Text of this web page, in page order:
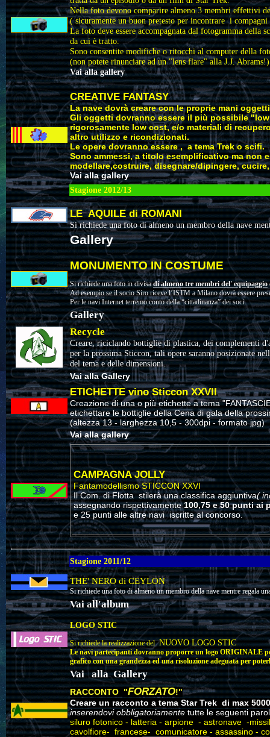
Nella foto devono comparire almeno 3 membri effettivi
( sicuramente un buon pretesto per incontrare i
La foto deve essere accompagnata dal fotogramma
da cui è tratto.
Sono consentite modifiche o ritocchi al computer della
(non potete rinunciare ad un "lens flare" alla J.J. Abrams!)
Vai alla gallery
CREATIVE FANTASY
La nave dovrà creare con le proprie mani
Gli oggetti dovranno essere il più possibile
rigorosamente low cost, e/o materiali di
altro utilizzo e ricondizionati.
Le opere dovranno essere , a tema Trek o scifi.
Sono ammessi, a titolo esemplificativo ma non
modellare,costruire, disegnare/dipingere,
Vai alla gallery
Stagione 2012/13
LE AQUILE di ROMANI
Si richiede una foto di almeno un membro della nave
Gallery
MONUMENTO IN COSTUME
Si richiede una foto in divisadi almeno tre membri del' equipaggio
Ad esempio se il socio Siro riceve l’ISTM a Milano dovrà essere
Per le navi Internet terremo conto della “cittadinanza” dei soci
Gallery
Recycle
Creare, riciclando bottiglie di plastica, dei complementi
per la prossima Sticcon, tali opere saranno posizionate
del tema e delle dimensioni.
Vai alla Gallery
ETICHETTE vino Sticcon XXVII
Creazione di una o più etichette a tema
etichettare le bottiglie della Cena di gala della
(altezza 13 - larghezza 10,5 - 300dpi - formato jpg)
Vai alla gallery
CAMPAGNA JOLLY
Fantamodellismo STICCON XXVI
Il Com. di Flotta stilerà una classifica aggiuntiva(
assegnando rispettivamente100,75 e 50 punti
e 25 punti alle altre navi iscritte al concorso.
Stagione 2011/12
THE' NERO di CEYLON
Si richiede una foto di almeno un membro della nave mentre regala
Vai all'album
LOGO STIC
Si richiede la realizzazione delNUOVO LOGO STIC
Le navi partecipanti dovranno proporre un logo ORIGINALE
grafico con una grandezza ed una risoluzione adeguata per
Vai allaGallery
RACCONTO "FORZATO!"
Creare un racconto a tema Star Trek di max
inserendovi obbligatoriamente tutte le seguenti
siluro fotonico - latteria - arpione - astronave -
cavolfiore- francese- comunicatore - assassino -